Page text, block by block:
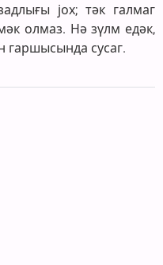
јох; тәк галмаг
олмаз. Нә зүлм едәк,
гаршысында сусаг.